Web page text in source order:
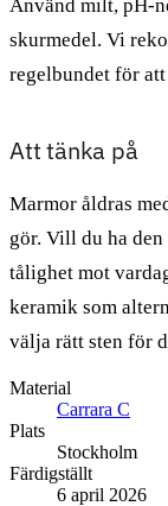
Använd milt, pH-
skurmedel. Vi
regelbundet för
Att tänka på
Marmor åldras
gör. Vill du ha
tålighet mot
keramik som
välja rätt sten för
Material
Carrara C
Plats
Stockholm
Färdigställt
6 april 2026